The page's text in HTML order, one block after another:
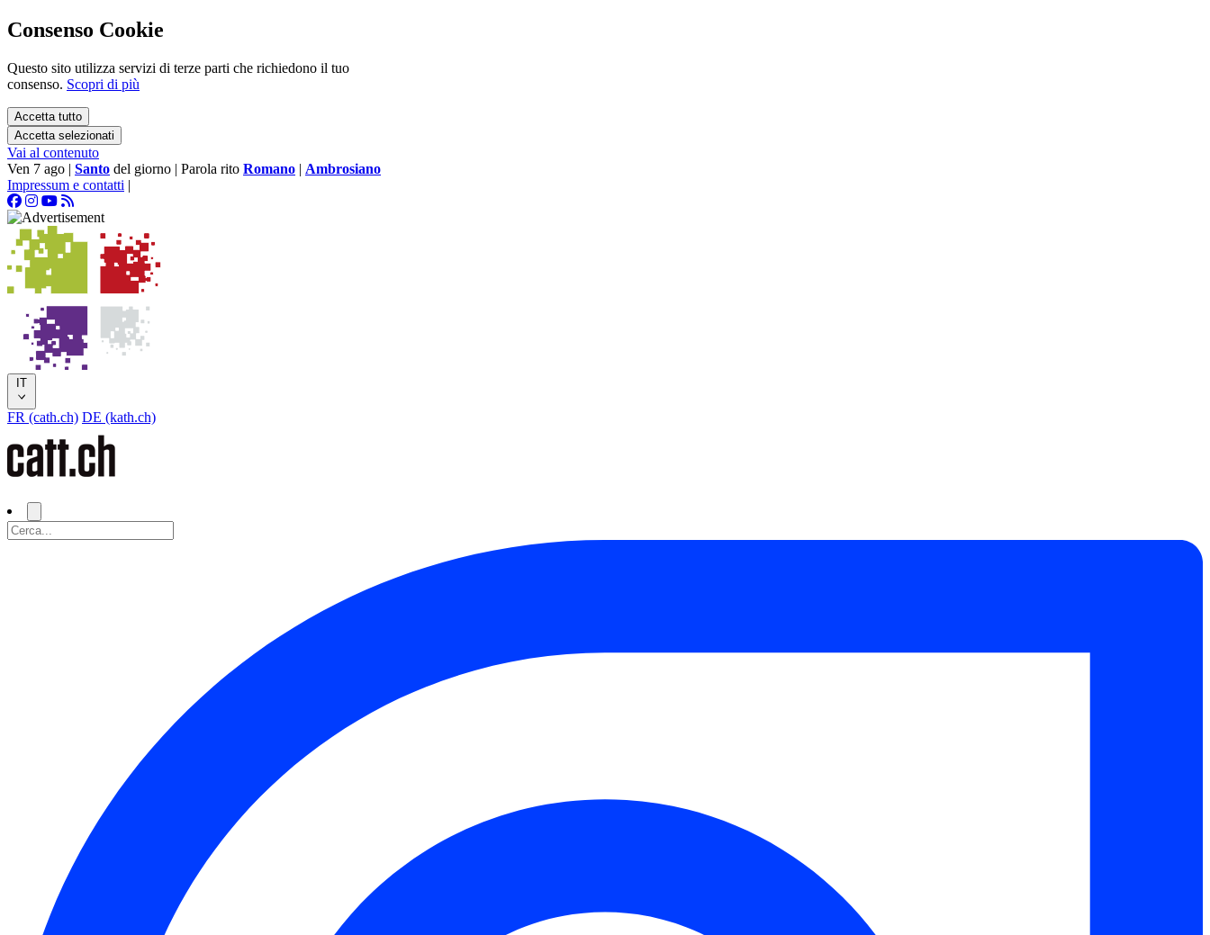
Consenso Cookie
Questo sito utilizza servizi di terze parti che richiedono il tuo
consenso. Scopri di più
Accetta tutto
Accetta selezionati
Vai al contenuto
Ven 7 ago | Santo del giorno | Parola rito Romano | Ambrosiano
Impressum e contatti |
IT
FR (cath.ch) DE (kath.ch)